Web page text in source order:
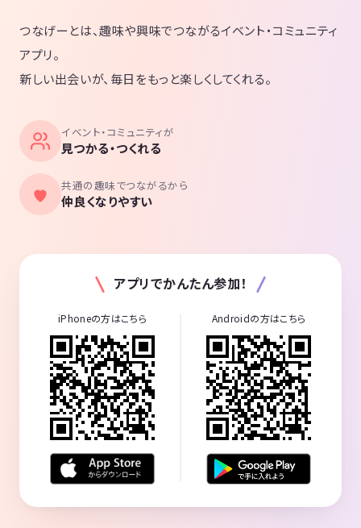
つなげーとは、趣味や興味でつながるイベント・コミュニティ
アプリ。
新しい出会いが、毎日をもっと楽しくしてくれる。
イベント・コミュニティが
見つかる・つくれる
共通の趣味でつながるから
仲良くなりやすい
アプリでかんたん参加！
iPhoneの方はこちら Androidの方はこちら